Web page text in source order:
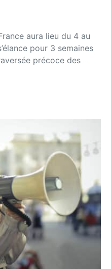
aura lieu du 4 au
pour 3 semaines
précoce des